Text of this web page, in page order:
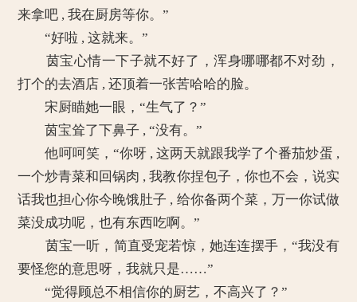
来拿吧 , 我在厨房等你。”
“好啦 , 这就来。”
茵宝心情一下子就不好了，浑身哪哪都不对劲，
打个的去酒店 , 还顶着一张苦哈哈的脸。
宋厨瞄她一眼，“生气了？”
茵宝耸了下鼻子 , “没有。”
他呵呵笑，“你呀 , 这两天就跟我学了个番茄炒蛋 ,
一个炒青菜和回锅肉 , 我教你捏包子，你也不会，说实
话我也担心你今晚饿肚子 , 给你备两个菜，万一你试做
菜没成功呢，也有东西吃啊。”
茵宝一听，简直受宠若惊，她连连摆手，“我没有
要怪您的意思呀，我就只是……”
“觉得顾总不相信你的厨艺，不高兴了？”